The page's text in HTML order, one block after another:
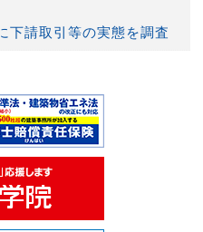
下請取引等の実態を調査